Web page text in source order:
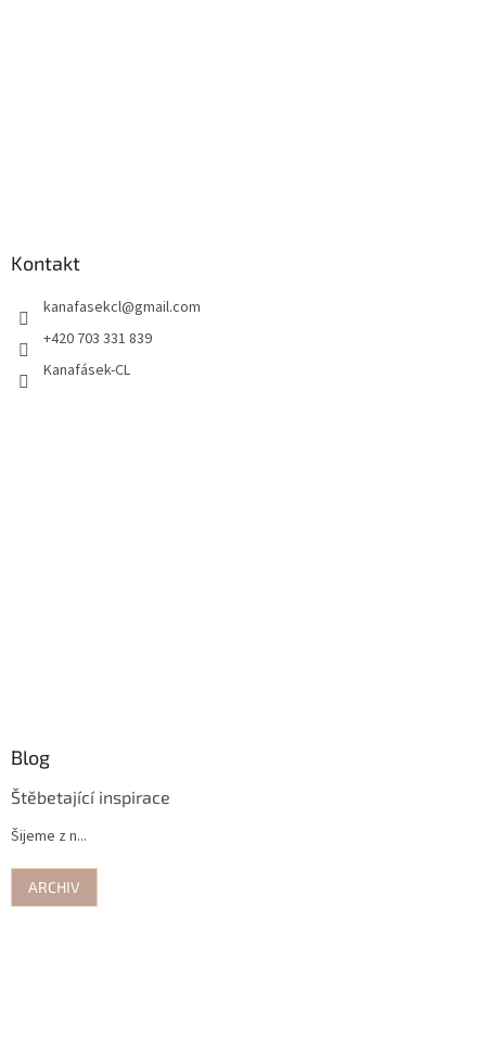
Kontakt
kanafasekcl@gmail.com
+420 703 331 839
Kanafásek-CL
Blog
Štěbetající inspirace
Šijeme z n...
ARCHIV